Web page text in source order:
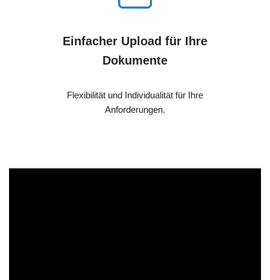
Einfacher Upload für Ihre
Dokumente
Flexibilität und Individualität für Ihre
Anforderungen.